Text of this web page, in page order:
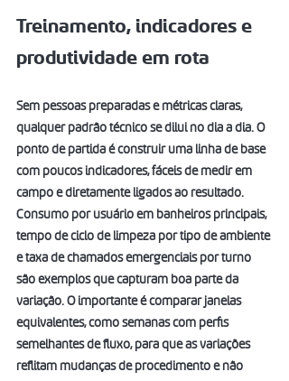
Treinamento, indicadores e
produtividade em rota
Sem pessoas preparadas e métricas claras,
qualquer padrão técnico se dilui no dia a dia. O
ponto de partida é construir uma linha de base
com poucos indicadores, fáceis de medir em
campo e diretamente ligados ao resultado.
Consumo por usuário em banheiros principais,
tempo de ciclo de limpeza por tipo de ambiente
e taxa de chamados emergenciais por turno
são exemplos que capturam boa parte da
variação. O importante é comparar janelas
equivalentes, como semanas com perfis
semelhantes de fluxo, para que as variações
reflitam mudanças de procedimento e não